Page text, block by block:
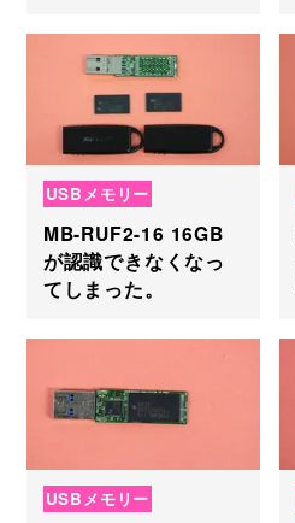
USBメモリー
MB-RUF2-16 16GB
が認識できなくなっ
てしまった。
USBメモリー